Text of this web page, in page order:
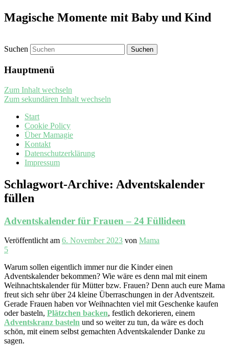
Magische Momente mit Baby und Kind
Suchen
Hauptmenü
Zum Inhalt wechseln
Zum sekundären Inhalt wechseln
Start
Cookie Policy
Über Mamagie
Kontakt
Datenschutzerklärung
Impressum
Schlagwort-Archive: Adventskalender
füllen
Adventskalender für Frauen – 24 Füllideen
Veröffentlicht am 6. November 2023 von Mama
5
Warum sollen eigentlich immer nur die Kinder einen
Adventskalender bekommen? Wie wäre es denn mal mit einem
Weihnachtskalender für Mütter bzw. Frauen? Denn auch eure Mama
freut sich sehr über 24 kleine Überraschungen in der Adventszeit.
Gerade Frauen haben vor Weihnachten viel mit Geschenke kaufen
oder basteln, Plätzchen backen, festlich dekorieren, einem
Adventskranz basteln und so weiter zu tun, da wäre es doch
schön, mit einem selbst gemachten Adventskalender Danke zu
sagen.